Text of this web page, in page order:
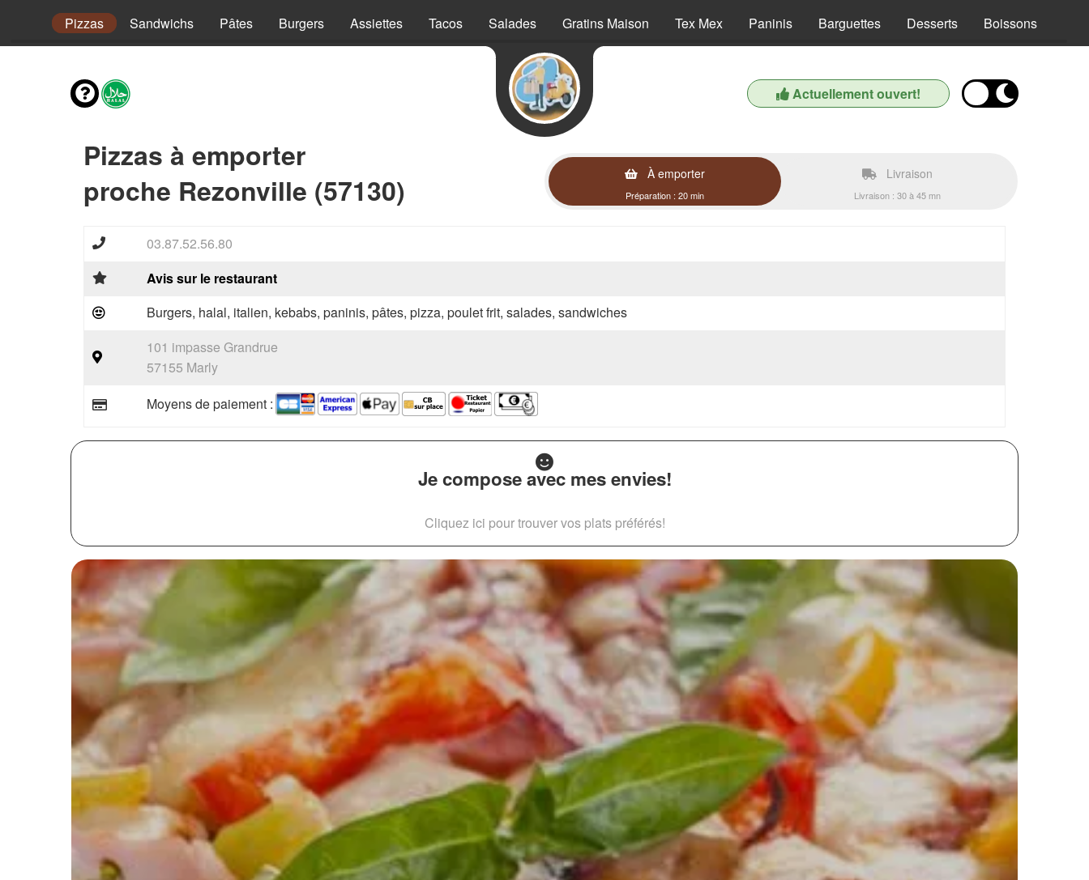
Pizzas Sandwichs Pâtes Burgers Assiettes Tacos Salades Gratins Maison Tex Mex Paninis Barguettes Desserts Boissons
Actuellement ouvert!
Pizzas à emporter
proche Rezonville (57130)
À emporter
Préparation : 20 min
Livraison
Livraison : 30 à 45 mn
03.87.52.56.80
Avis sur le restaurant
Burgers, halal, italien, kebabs, paninis, pâtes, pizza, poulet frit, salades, sandwiches
101 impasse Grandrue
57155 Marly
Moyens de paiement :
Je compose avec mes envies!
Cliquez ici pour trouver vos plats préférés!